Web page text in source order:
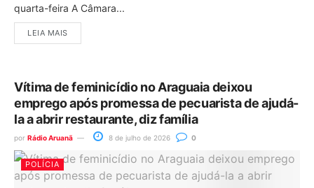
quarta-feira A Câmara...
LEIA MAIS
Vítima de feminicídio no Araguaia deixou
emprego após promessa de pecuarista de ajudá-
la a abrir restaurante, diz família
por Rádio Aruanã 8 de julho de 2026 0
POLÍCIA